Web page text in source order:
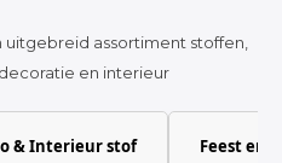
assortiment stoffen,
en interieur
& Interieur stof Feest en